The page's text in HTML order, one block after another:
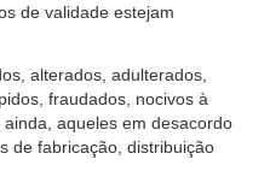
de validade estejam
alterados, adulterados,
fraudados, nocivos à
aqueles em desacordo
de fabricação, distribuição